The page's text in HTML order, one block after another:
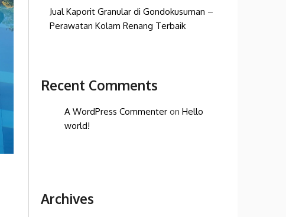
Jual Kaporit Granular di Gondokusuman –
Perawatan Kolam Renang Terbaik
Recent Comments
A WordPress Commenter on Hello
world!
Archives